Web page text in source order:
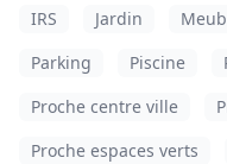
IRS
Jardin
Parking
Piscine
Proche centre ville
Proche espaces verts